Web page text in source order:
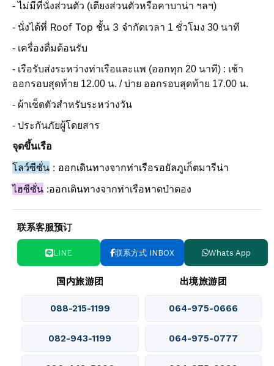
- ไม่มีที่นั่งส่วนตัว (เตียงส่วนตัวหรือคาบาน่า ฯลฯ)
- นั่งได้ที่ Roof Top ชั้น 3 จำกัดเวลา 1 ชั่วโมง 30 นาที
- เครื่องดื่มต้อนรับ
- เรือรับส่งระหว่างท่าเรือและแพ (ออกทุก 20 นาที) : เช้า
ออกรอบสุดท้าย 12.00 น. / บ่าย ออกรอบสุดท้าย 17.00 น.
- ผ้าเช็ดตัวสำหรับระหว่างวัน
- ประกันภัยผู้โดยสาร
จุดขึ้นเรือ
โลว์ซีซั่น : ออกเดินทางจากท่าเรือรอยัลภูเก็ตมารีน่า
ไฮซีซั่น :ออกเดินทางจากท่าเรือหาดป่าตอง
联系客服预订
LINE 联系方式 INBOX Whats App
国内旅游团 出境旅游团
088-215-1199 064-975-0666
082-943-1199 064-975-0777